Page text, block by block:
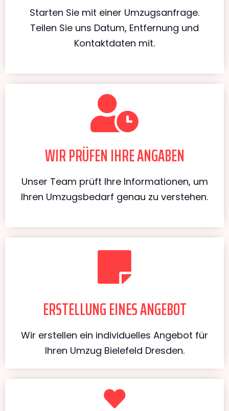
Starten Sie mit einer Umzugsanfrage.
Teilen Sie uns Datum, Entfernung und
Kontaktdaten mit.
WIR PRÜFEN IHRE ANGABEN
Unser Team prüft Ihre Informationen, um
Ihren Umzugsbedarf genau zu verstehen.
ERSTELLUNG EINES ANGEBOT
Wir erstellen ein individuelles Angebot für
Ihren Umzug Bielefeld Dresden.